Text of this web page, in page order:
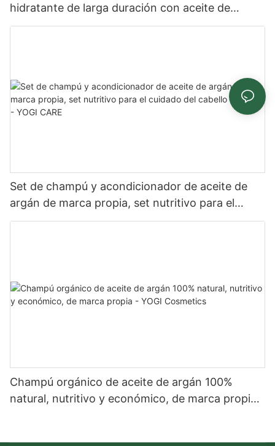
hidratante de larga duración con aceite de
argán. Champú y acondicionador para el cuidado
Set de champú y acondicionador de aceite de
argán de marca propia, set nutritivo para el
cuidado del cabello orgánico - YOGI CARE
Champú orgánico de aceite de argán 100%
natural, nutritivo y económico, de marca propia -